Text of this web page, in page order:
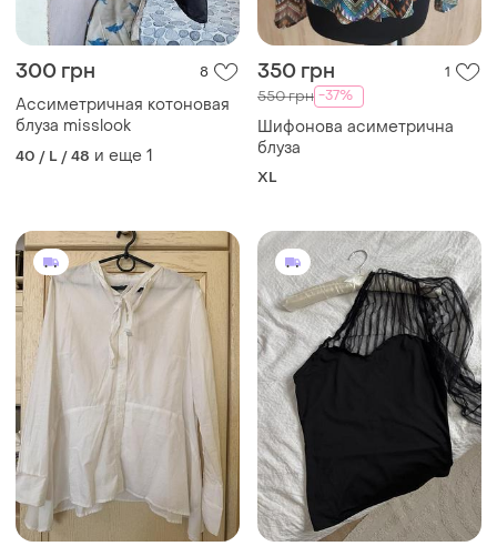
300 грн 8
Ассиметричная котоновая
блуза misslook
40 / L / 48 и еще 1
350 грн 1
550 грн -37%
Шифонова асиметрична
блуза
XL